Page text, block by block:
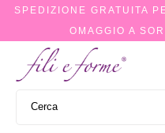
SPEDIZIONE GRATUITA
OMAGGIO A